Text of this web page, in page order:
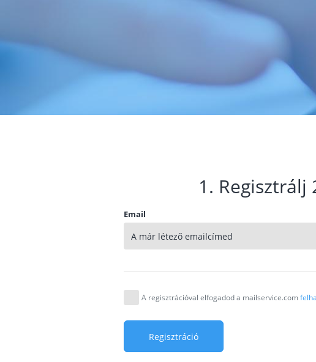
1.
Email
A regisztrációval elfogadod a mailservice.com
Regisztráció